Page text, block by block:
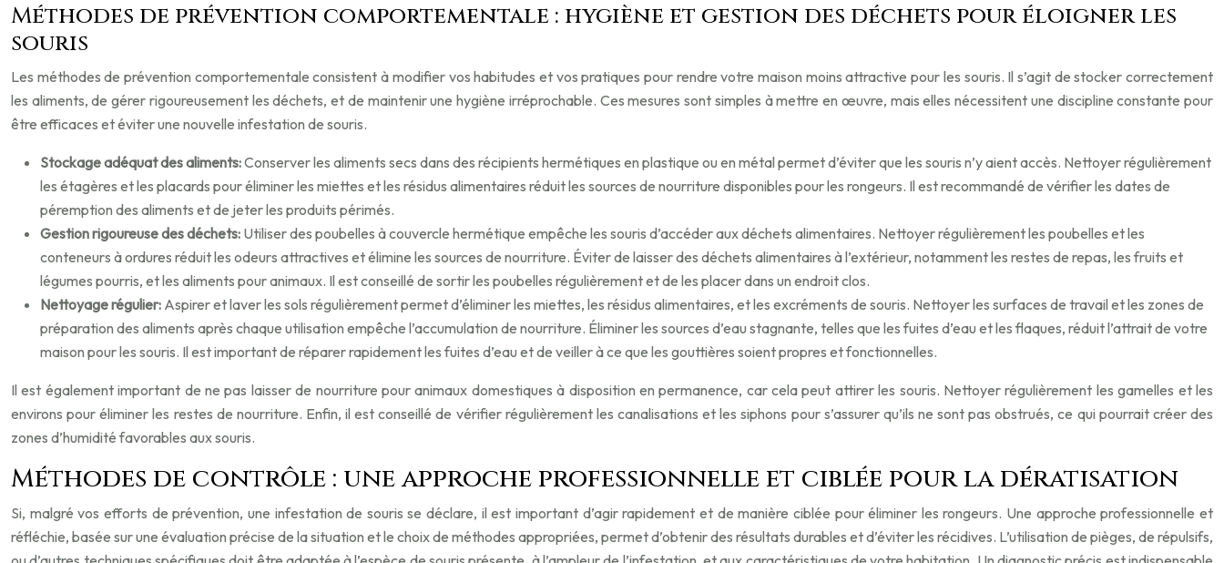
Méthodes de prévention comportementale : hygiène et gestion des déchets pour éloigner les
souris
Les méthodes de prévention comportementale consistent à modifier vos habitudes et vos pratiques pour rendre votre maison moins attractive pour les souris. Il s’agit de stocker correctement
les aliments, de gérer rigoureusement les déchets, et de maintenir une hygiène irréprochable. Ces mesures sont simples à mettre en œuvre, mais elles nécessitent une discipline constante pour
être efficaces et éviter une nouvelle infestation de souris.
Stockage adéquat des aliments:Conserver les aliments secs dans des récipients hermétiques en plastique ou en métal permet d’éviter que les souris n’y aient accès. Nettoyer régulièrement
les étagères et les placards pour éliminer les miettes et les résidus alimentaires réduit les sources de nourriture disponibles pour les rongeurs. Il est recommandé de vérifier les dates de
péremption des aliments et de jeter les produits périmés.
Gestion rigoureuse des déchets: Utiliser des poubelles à couvercle hermétique empêche les souris d’accéder aux déchets alimentaires. Nettoyer régulièrement les poubelles et les
conteneurs à ordures réduit les odeurs attractives et élimine les sources de nourriture. Éviter de laisser des déchets alimentaires à l’extérieur, notamment les restes de repas, les fruits et
légumes pourris, et les aliments pour animaux. Il est conseillé de sortir les poubelles régulièrement et de les placer dans un endroit clos.
Nettoyage régulier: Aspirer et laver les sols régulièrement permet d’éliminer les miettes, les résidus alimentaires, et les excréments de souris. Nettoyer les surfaces de travail et les zones de
préparation des aliments après chaque utilisation empêche l’accumulation de nourriture. Éliminer les sources d’eau stagnante, telles que les fuites d’eau et les flaques, réduit l’attrait de votre
maison pour les souris. Il est important de réparer rapidement les fuites d’eau et de veiller à ce que les gouttières soient propres et fonctionnelles.
Il est également important de ne pas laisser de nourriture pour animaux domestiques à disposition en permanence, car cela peut attirer les souris. Nettoyer régulièrement les gamelles et les
environs pour éliminer les restes de nourriture. Enfin, il est conseillé de vérifier régulièrement les canalisations et les siphons pour s’assurer qu’ils ne sont pas obstrués, ce qui pourrait créer des
zones d’humidité favorables aux souris.
Méthodes de contrôle : une approche professionnelle et ciblée pour la dératisation
Si, malgré vos efforts de prévention, une infestation de souris se déclare, il est important d’agir rapidement et de manière ciblée pour éliminer les rongeurs. Une approche professionnelle et
réfléchie, basée sur une évaluation précise de la situation et le choix de méthodes appropriées, permet d’obtenir des résultats durables et d’éviter les récidives. L’utilisation de pièges, de répulsifs,